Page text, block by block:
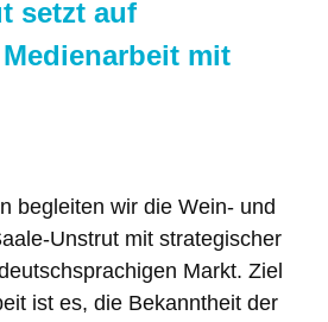
setzt auf
mit
begleiten wir die Wein- und
Unstrut mit strategischer
Markt. Ziel
ist es, die Bekanntheit der